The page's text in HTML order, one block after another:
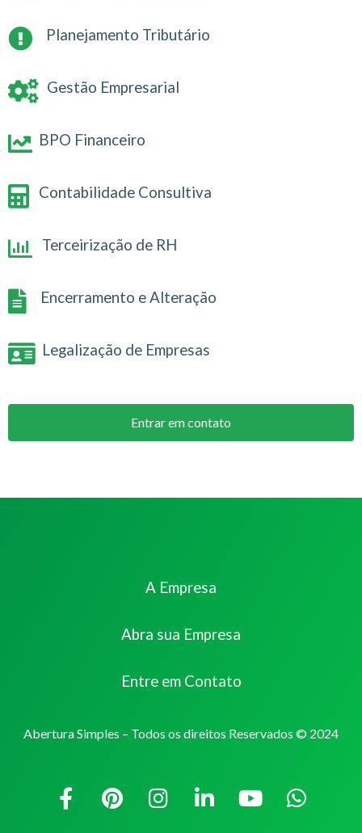
Planejamento Tributário
Gestão Empresarial
BPO Financeiro
Contabilidade Consultiva
Terceirização de RH
Encerramento e Alteração
Legalização de Empresas
Entrar em contato
A Empresa
Abra sua Empresa
Entre em Contato
Abertura Simples – Todos os direitos Reservados © 2024